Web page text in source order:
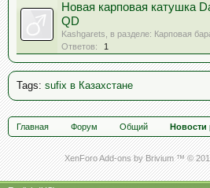
Новая карповая катушка
QD
Kashgarets , в разделе: Карповая
Ответов:
1
Tags: sufix в Казахстане
Главная Форум Общий Новости
XenForo Add-ons by Brivium ™ ©